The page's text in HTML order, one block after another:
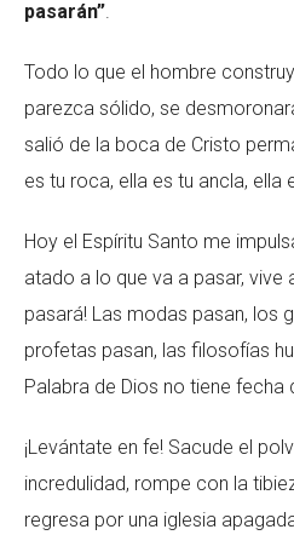
pasarán”.
Todo lo que el hombre
parezca sólido, se
salió de la boca de Cristo
es tu roca, ella es tu ancla, ella
Hoy el Espíritu Santo me
atado a lo que va a pasar, vive
pasará! Las modas pasan, los
profetas pasan, las filosofías
Palabra de Dios no tiene fecha
¡Levántate en fe! Sacude el
incredulidad, rompe con la
regresa por una iglesia